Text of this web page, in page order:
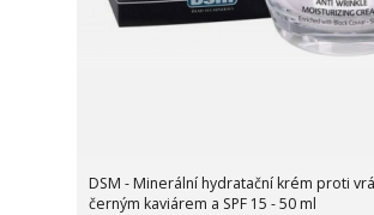
DSM - Minerální hydratační krém proti
černým kaviárem a SPF 15 - 50 ml